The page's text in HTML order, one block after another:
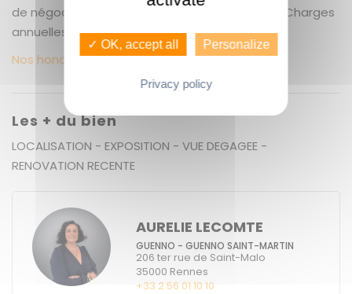
de négociation TTC. Copropriété de 51 lots (). Charges
annuelles : 1632 euros.
Nos honoraires
Les + du bien
LOCALISATION - EXPOSITION - VUE DEGAGEE -
RENOVATION RECENTE
AURELIE LECOMTE
GUENNO - GUENNO SAINT-MARTIN
206 ter rue de Saint-Malo
35000 Rennes
+33 2 56 01 10 10
✓ OK, accept all Personalize
Privacy policy